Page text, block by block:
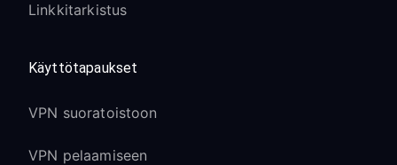
Linkkitarkistus
Käyttötapaukset
VPN suoratoistoon
VPN pelaamiseen